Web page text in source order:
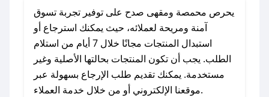
### كيف تحصل على كوبونات خصم حصرية من
محمصة ومقهى صدح؟
للحصول على كوبونات وخصومات حصرية، قم بما
يلي:
صدح في تطبيق صحصح.
يحرص محمصة ومقهى صدح على توفير تجربة تسوق
آمنة ومريحة لعملائه، حيث يمكنك استرجاع أو
استبدال المنتجات مجانًا خلال 7 أيام من استلام
الطلب. يجب أن تكون المنتجات بحالتها الأصلية وغير
مستخدمة. يمكنك تقديم طلب الإرجاع بسهولة عبر
موقعنا الإلكتروني أو من خلال خدمة العملاء.